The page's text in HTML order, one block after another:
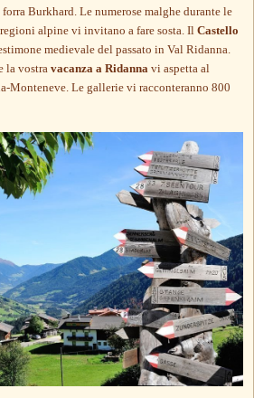
Burkhard. Le numerose malghe durante le
alpine vi invitano a fare sosta. IlCastello
medievale del passato in Val Ridanna.
la vostravacanza a Ridannavi aspetta al
Monteneve. Le gallerie vi racconteranno 800